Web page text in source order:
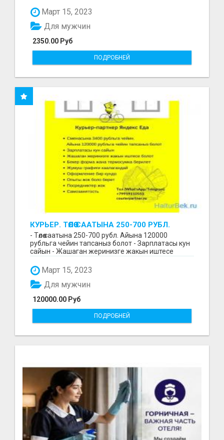
Март 15, 2023
2350.00 Руб
Для мужчин
ПОДРОБНЕЙ
КУРЬЕР. ТӨЛӨӨ СААТЫНА 250-700 РУБЛ.
ЖУМУШ ГРАФИГИ СВОБОДНЫЙ. БЕЗ
ОПЫТА АЛАБЫЗ. ҮЙДҮН ЖАНЫНДА.
- Төлөө саатына 250-700 рубл. Айына 120000
рубльга чейин тапсаныз болот - Зарплатасы кун
сайын - Жашаган жеринизге жакын иштесе
Март 15, 2023
120000.00 Руб
Для мужчин
ПОДРОБНЕЙ